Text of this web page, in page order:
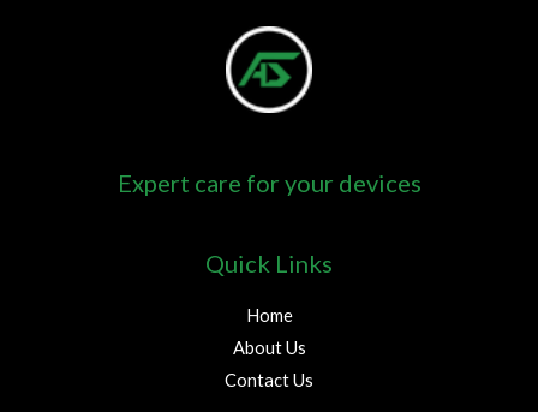
Expert care for your devices
Quick Links
Home
About Us
Contact Us